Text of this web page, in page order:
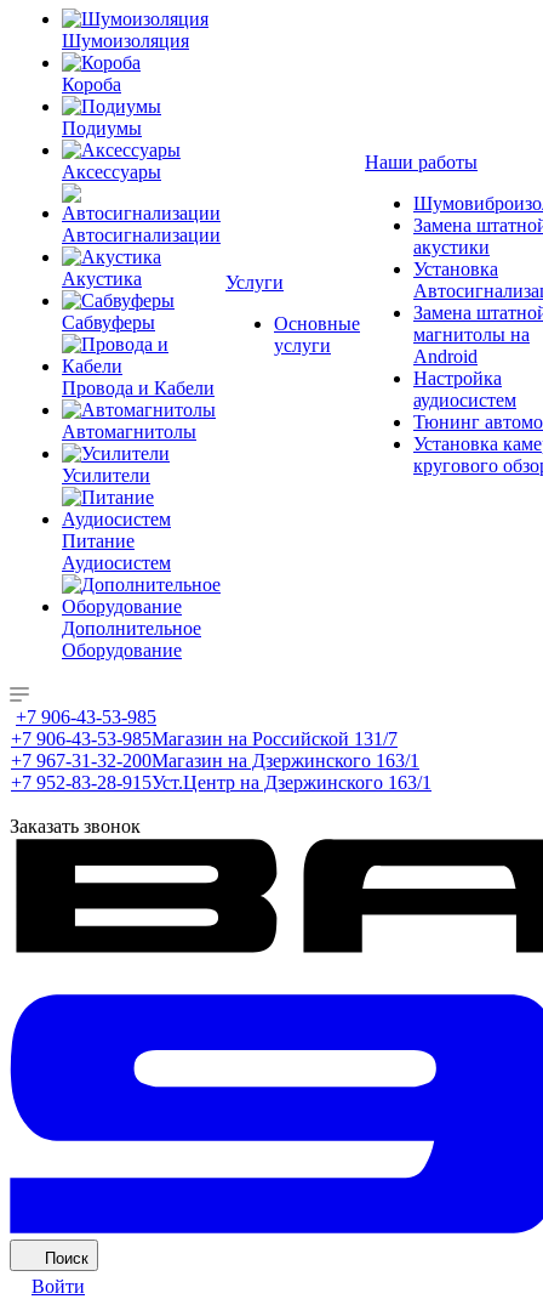
Шумоизоляция
Короба
Подиумы
Аксессуары
Автосигнализации
Акустика
Сабвуферы
Провода и Кабели
Автомагнитолы
Усилители
Питание
Аудиосистем
Дополнительное
Оборудование
Услуги
Основные
услуги
Наши работы
Замена
акустики
Установка
Замена
магнитолы на
Android
Настройка
аудиосистем
Тюнинг
Установка
кругового
+7 906-43-53-985
+7 906-43-53-985Магазин на Российской 131/7
+7 967-31-32-200Магазин на Дзержинского 163/1
+7 952-83-28-915Уст.Центр на Дзержинского 163/1
Заказать звонок
Поиск
Войти